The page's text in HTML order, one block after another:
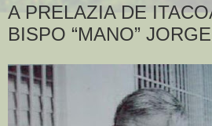
A PRELAZIA DE
BISPO “MANO” JORGE